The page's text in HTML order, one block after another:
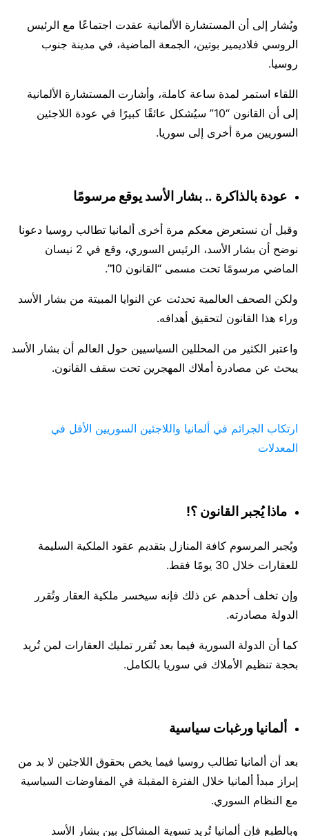
ويُشار إلى أن المستشارة الألمانية عقدت اجتماعًا مع الرئيس
الروسي فلاديمير بوتين، الجمعة الماضية، في مدينة جنوب
روسيا.
اللقاء استمر لمدة ساعة كاملة، وأشارت المستشارة الألمانية
إلى أن القانون “10” سيُشكل عائقًا كبيرًا في عودة اللاجئين
السوريين مرة أخرى إلى سوريا.
عودة بالذاكرة .. بشار الأسد يوقع مرسومًا
وقبل أن نستعرض معكم مرة أخرى ألمانيا تطالب روسيا دعونا
نوضح أن بشار الأسد، الرئيس السوري، وقع في 2 نيسان
الماضي مرسومًا تحت مسمى “القانون 10”.
ولكن الصحف العالمية تحدثت عن النوايا المبيتة من بشار الأسد
وراء هذا القانون لتحقيق أهدافه.
واعتبر الكثير من المحللين السياسيين حول العالم أن بشار الأسد
يبحث عن مصادرة أملاك المهجرين تحت سقف القانون.
ارتكاب الجرائم في ألمانيا واللاجئين السوريين الأقل في
المعدلات
ماذا يُجبر القانون ؟!
ويُجبر المرسوم كافة المنازل بتقديم عقود الملكية السليمة
للعقارات خلال 30 يومًا فقط.
وإن تخلف أحدهم عن ذلك فإنه سيخسر ملكية العقار وتُقرر
الدولة مصادرته.
كما أن الدولة السورية فيما بعد تُقرر تمليك العقارات لمن تُريد
بحجة تنظيم الأملاك في سوريا بالكامل.
ألمانيا ورغبات سياسية
بعد أن ألمانيا تطالب روسيا فيما يخص بحقوق اللاجئين لا بد من
إبراز مبدأ ألمانيا خلال الفترة المقبلة في المفاوضات السياسية
مع النظام السوري.
وبالطبع فإن ألمانيا تُريد تسوية المشاكل بين بشار الأسد